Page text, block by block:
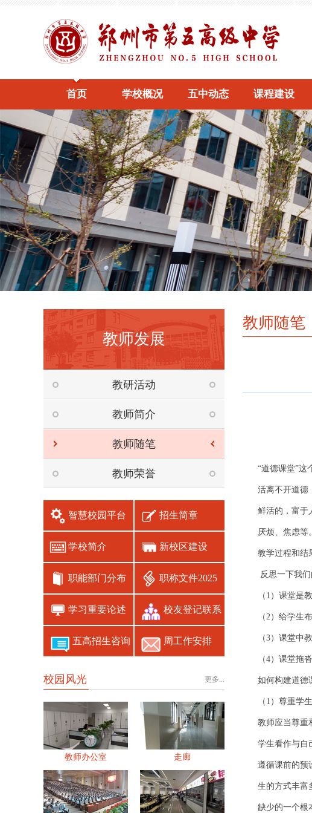
首页 学校概况 五中动态 课程建设
教师发展
教研活动
教师简介
教师随笔
教师荣誉
智慧校园平台 招生简章
学校简介 新校区建设
职能部门分布 职称文件2025
学习重要论述 校友登记联系
五高招生咨询 周工作安排
更多...
校园风光
教师办公室 走廊
教师随笔
“道德课堂”这
活离不开道德
鲜活的，富于
厌烦、焦虑等
教学过程和结
反思一下我
（ 1）课堂是
（2）给学生
（3）课堂中
（4）课堂拖
如何构建道德
（ 1）尊重学
教师应当尊重
学生看作与自
遵循课前的预
生的方式丰富
缺少的一个根